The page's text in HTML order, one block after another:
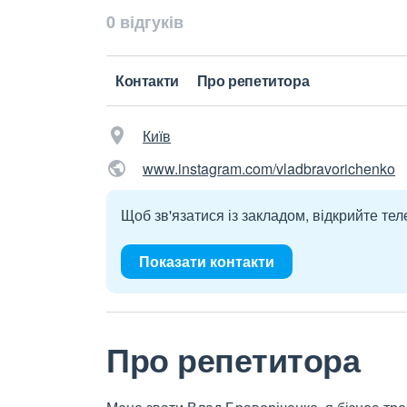
0 відгуків
Контакти Про репетитора
Київ
www.instagram.com/vladbravorichenko
Щоб зв'язатися із закладом, відкрийте
Показати контакти
Про репетитора